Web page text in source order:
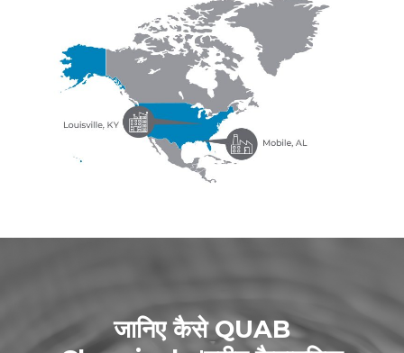
जानिए कैसे QUAB